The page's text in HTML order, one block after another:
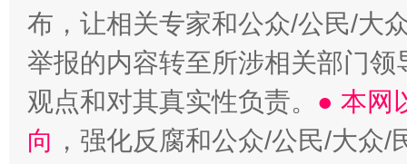
布，让相关专家和公众/公民/大
举报的内容转至所涉相关部门
观点和对其真实性负责。 ● 本网
向 ，强化反腐和公众/公民/大众